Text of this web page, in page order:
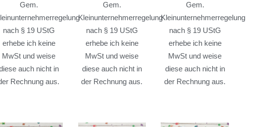
Gem.
nach § 19 UStG
erhebe ich keine
MwSt und weise
auch nicht in
Rechnung aus.
Gem.
Kleinunternehmerregelung
nach § 19 UStG
erhebe ich keine
MwSt und weise
diese auch nicht in
der Rechnung aus.
Gem.
Kleinunternehmerregelung
nach § 19 UStG
erhebe ich keine
MwSt und weise
diese auch nicht in
der Rechnung aus.